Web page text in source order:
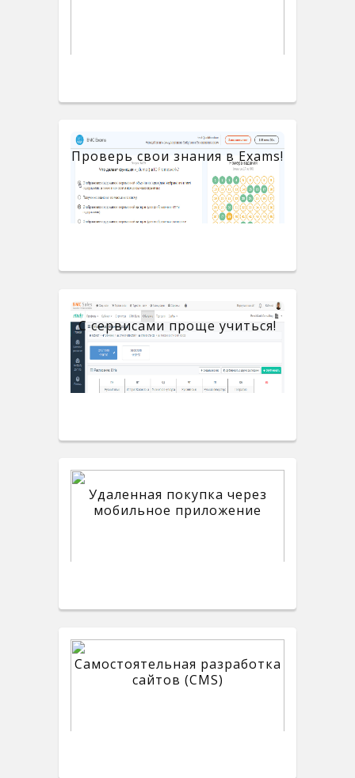
Проверь свои знания в Exams!
С сервисами проще учиться!
Удаленная покупка через
мобильное приложение
Самостоятельная разработка
сайтов (CMS)